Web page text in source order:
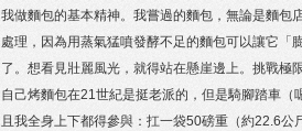
我做麵包的基本精神。我嘗過的麵包，無論是麵包
處理，因為用蒸氣猛噴發酵不足的麵包可以讓它
了。想看見壯麗風光，就得站在懸崖邊上。挑戰極
自己烤麵包在21世紀是挺老派的，但是騎腳踏車
且我全身上下都得參與：扛一袋50磅重（約22.6